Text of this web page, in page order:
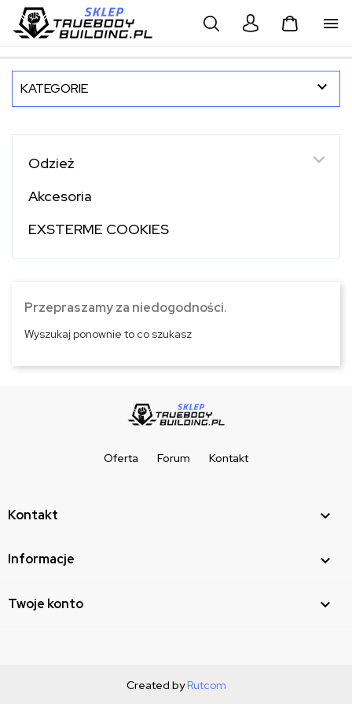


KATEGORIE 
Odzież 
Akcesoria
EXSTERME COOKIES
Przepraszamy za niedogodności.
Wyszukaj ponownie to co szukasz
Oferta Forum Kontakt
Kontakt 
Informacje 
Twoje konto 
Created byRutcom